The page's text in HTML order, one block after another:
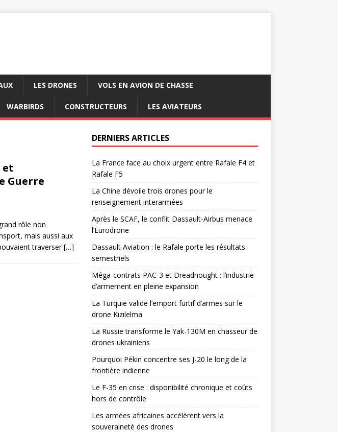
LES DRONES VOLS EN AVION DE CHASSE
WARBIRDS CONSTRUCTEURS LES AVIATEURS
et
Guerre
rôle non
mais aussi aux
traverser[…]
DERNIERS ARTICLES
La France face au choix urgent entre Rafale F4 et
Rafale F5
La Chine dévoile trois drones pour le
renseignement interarmées
Après le SCAF, le conflit Dassault-Airbus menace
l’Eurodrone
Dassault Aviation : le Rafale porte les résultats
semestriels
Méga-contrats PAC-3 et Dreadnought : l’industrie
d’armement en pleine expansion
La Turquie valide l’emport furtif d’armes sur le
drone Kızılelma
La Russie transforme le Yak-130M en chasseur de
drones ukrainiens
Pourquoi Pékin concentre ses J-20 le long de la
frontière indienne
Le F-35 en crise : disponibilité chronique et coûts
hors de contrôle
Les armées africaines accélèrent vers la
souveraineté des drones